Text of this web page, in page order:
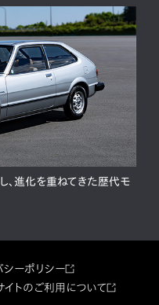
、進化を重ねてきた歴代モ
シーポリシー
イトのご利用について